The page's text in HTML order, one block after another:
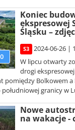
Koniec
ekspresowej
Śląsku –
S3
2024-06-26 |
W lipcu otwarty
drogi
pomiędzy Bolkowem
granicy w
Nowe
na wakacje -